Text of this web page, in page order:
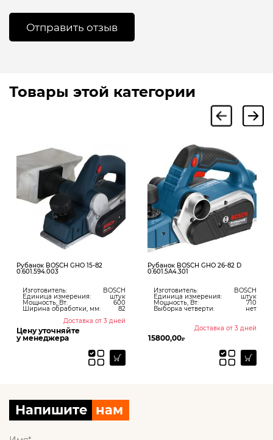
Товары этой категории
Рубанок BOSCH GHO 15-82
0.601.594.003
Изготовитель: BOSCH
Единица измерения: штук
Мощность, Вт: 600
Ширина обработки, мм:
82
Доставка от 3 дней
Цену уточняйте
у менеджера
Рубанок BOSCH GHO 26-82 D
0.601.5A4.301
Изготовитель: BOSCH
Единица измерения: штук
Мощность, Вт: 710
Выборка четверти: нет
Доставка от 3 дней
15800,00₽
Напишите нам